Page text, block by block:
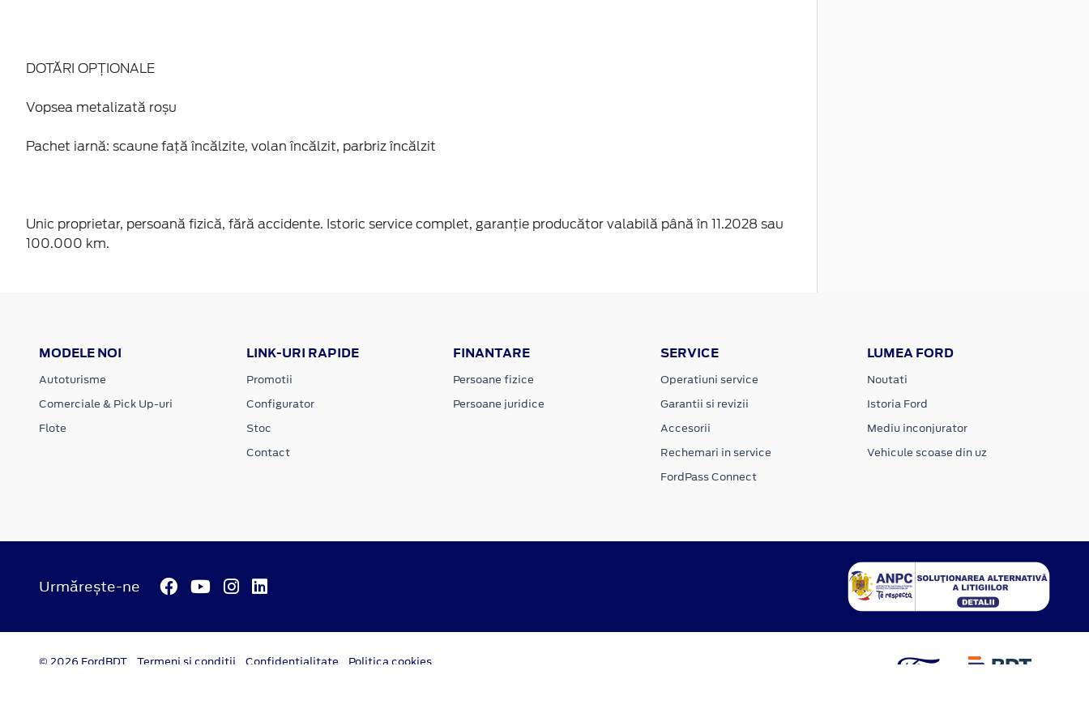
DOTĂRI OPȚIONALE
Vopsea metalizată roșu
Pachet iarnă: scaune față încălzite, volan încălzit, parbriz încălzit
Unic proprietar, persoană fizică, fără accidente. Istoric service complet, garanție producător valabilă până în 11.2028 sau
100.000 km.
MODELE NOI
Autoturisme
Comerciale & Pick Up-uri
Flote
LINK-URI RAPIDE
Promotii
Configurator
Stoc
Contact
FINANTARE
Persoane fizice
Persoane juridice
SERVICE
Operatiuni service
Garantii si revizii
Accesorii
Rechemari in service
FordPass Connect
LUMEA FORD
Noutati
Istoria Ford
Mediu inconjurator
Vehicule scoase din uz
Urmărește-ne
© 2026 FordBDT Termeni si conditii Confidentialitate Politica cookies